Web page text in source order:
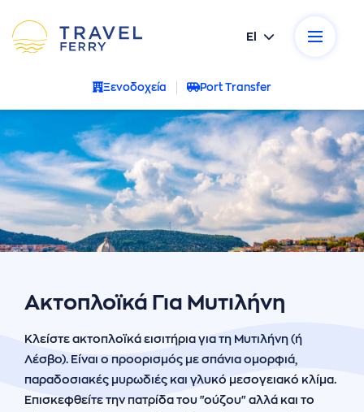
El
προορισμοί
εταιρείες
μας
Ξενοδοχεία Port Transfer
Ακτοπλοϊκά Για Μυτιλήνη
Κλείστε ακτοπλοϊκά εισιτήρια για τη Μυτιλήνη (ή
Λέσβο). Είναι ο προορισμός με σπάνια ομορφιά,
παραδοσιακές μυρωδιές και γλυκό μεσογειακό κλίμα.
Επισκεφθείτε την πατρίδα του "ούζου" αλλά και το